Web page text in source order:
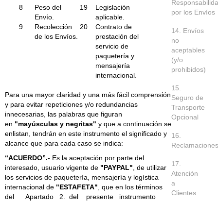
8
Peso del
Envío.
19
Legislación
aplicable.
9
Recolección
de los Envíos.
20
Contrato de
prestación del
servicio de
paquetería y
mensajería
internacional.
Para una mayor claridad y una más fácil comprensión
y para evitar repeticiones y/o redundancias
innecesarias, las palabras que figuran
en "mayúsculas y negritas" y que a continuación se
enlistan, tendrán en este instrumento el significado y
alcance que para cada caso se indica:
“ACUERDO”.- Es la aceptación por parte del
interesado, usuario vigente de "PAYPAL" , de utilizar
los servicios de paquetería, mensajería y logística
internacional de "ESTAFETA" , que en los términos
del Apartado 2. del presente instrumento
por los Envíos
14. Envíos
no
aceptables
(y/o
prohibidos)
15.
Seguro de
Transporte
Opcional
16.
17.
Atención
a
Clientes